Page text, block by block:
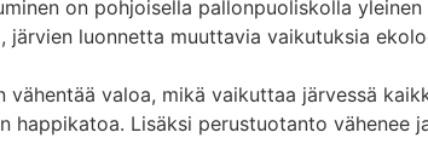
on pohjoisella pallonpuoliskolla
järvien luonnetta muuttavia vaikutuksia
vähentää valoa, mikä vaikuttaa järvessä
happikatoa. Lisäksi perustuotanto